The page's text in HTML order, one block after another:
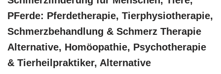
PFerde: Pferdetherapie, Tierphysiotherapie,
Schmerzbehandlung & Schmerz Therapie
Alternative, ‎Homöopathie, ‎Psychotherapie
& ‎Tierheilpraktiker, Alternative